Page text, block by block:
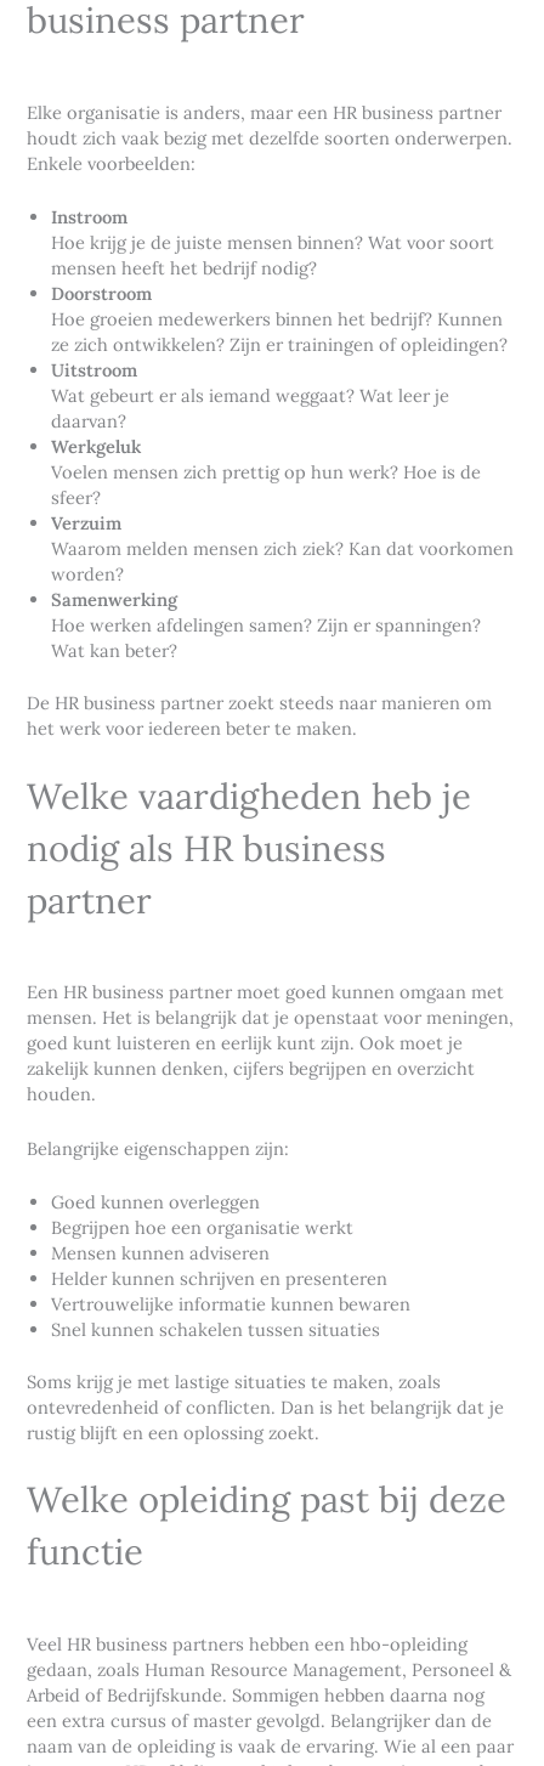
business partner
Elke organisatie is anders, maar een HR business partner
houdt zich vaak bezig met dezelfde soorten onderwerpen.
Enkele voorbeelden:
Instroom
Hoe krijg je de juiste mensen binnen? Wat voor soort
mensen heeft het bedrijf nodig?
Doorstroom
Hoe groeien medewerkers binnen het bedrijf? Kunnen
ze zich ontwikkelen? Zijn er trainingen of opleidingen?
Uitstroom
Wat gebeurt er als iemand weggaat? Wat leer je
daarvan?
Werkgeluk
Voelen mensen zich prettig op hun werk? Hoe is de
sfeer?
Verzuim
Waarom melden mensen zich ziek? Kan dat voorkomen
worden?
Samenwerking
Hoe werken afdelingen samen? Zijn er spanningen?
Wat kan beter?
De HR business partner zoekt steeds naar manieren om
het werk voor iedereen beter te maken.
Welke vaardigheden heb je
nodig als HR business
partner
Een HR business partner moet goed kunnen omgaan met
mensen. Het is belangrijk dat je openstaat voor meningen,
goed kunt luisteren en eerlijk kunt zijn. Ook moet je
zakelijk kunnen denken, cijfers begrijpen en overzicht
houden.
Belangrijke eigenschappen zijn:
Goed kunnen overleggen
Begrijpen hoe een organisatie werkt
Mensen kunnen adviseren
Helder kunnen schrijven en presenteren
Vertrouwelijke informatie kunnen bewaren
Snel kunnen schakelen tussen situaties
Soms krijg je met lastige situaties te maken, zoals
ontevredenheid of conflicten. Dan is het belangrijk dat je
rustig blijft en een oplossing zoekt.
Welke opleiding past bij deze
functie
Veel HR business partners hebben een hbo-opleiding
gedaan, zoals Human Resource Management, Personeel &
Arbeid of Bedrijfskunde. Sommigen hebben daarna nog
een extra cursus of master gevolgd. Belangrijker dan de
naam van de opleiding is vaak de ervaring. Wie al een paar